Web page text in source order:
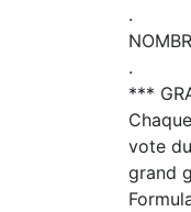
.
.
***
vote
grand